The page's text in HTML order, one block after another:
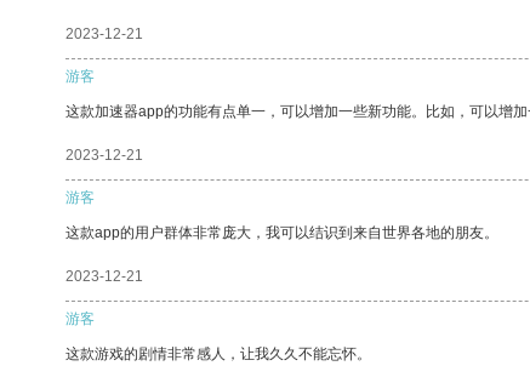
2023-12-21
游客
这款加速器app的功能有点单一，可以增加一些新功能。比如，可以增
2023-12-21
游客
这款app的用户群体非常庞大，我可以结识到来自世界各地的朋友。
2023-12-21
游客
这款游戏的剧情非常感人，让我久久不能忘怀。